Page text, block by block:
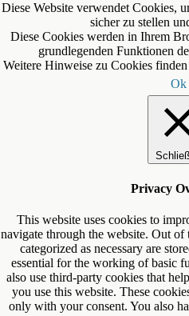
Diese Website verwendet Cookies,
sicher zu stellen
Diese Cookies werden in Ihrem
grundlegenden Funktionen
Weitere Hinweise zu Cookies
Ok
Privacy
This website uses cookies to
navigate through the website. Out of
categorized as necessary are
essential for the working of basic
also use third-party cookies that
you use this website. These
only with your consent. You also